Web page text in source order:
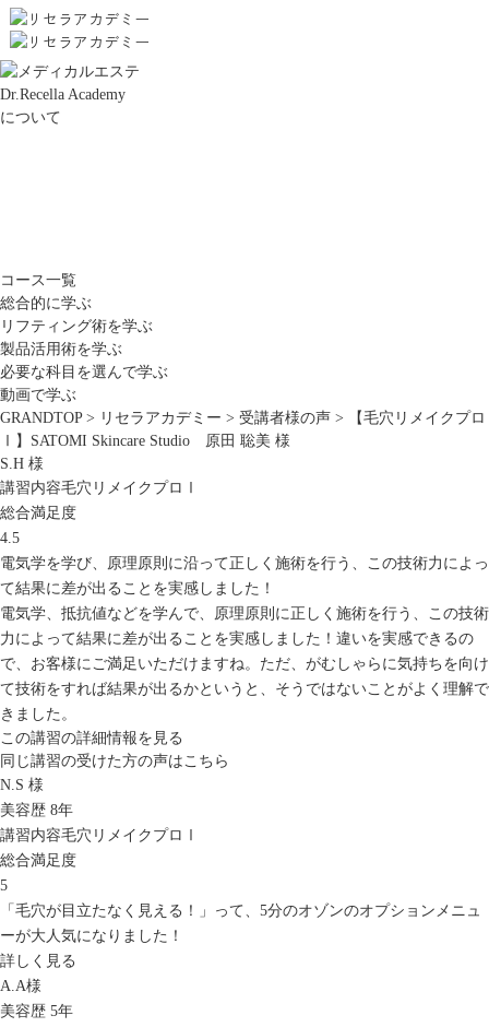
Dr.Recella Academy
について
コース一覧
総合的に学ぶ
リフティング術を学ぶ
製品活用術を学ぶ
必要な科目を選んで学ぶ
動画で学ぶ
GRANDTOP> リセラアカデミー > 受講者様の声 >
【毛穴リメイクプロ
Ⅰ】SATOMI Skincare Studio 原田 聡美 様
S.H 様
講習内容毛穴リメイクプロⅠ
総合満足度
4.5
電気学を学び、原理原則に沿って正しく施術を行う、この技術力によっ
て結果に差が出ることを実感しました！
電気学、抵抗値などを学んで、原理原則に正しく施術を行う、この技術
力によって結果に差が出ることを実感しました！違いを実感できるの
で、お客様にご満足いただけますね。ただ、がむしゃらに気持ちを向け
て技術をすれば結果が出るかというと、そうではないことがよく理解で
きました。
この講習の詳細情報を見る
同じ講習の受けた方の声はこちら
N.S 様
美容歴 8年
講習内容毛穴リメイクプロⅠ
総合満足度
5
「毛穴が目立たなく見える！」って、5分のオゾンのオプションメニュ
ーが大人気になりました！
詳しく見る
A.A様
美容歴 5年